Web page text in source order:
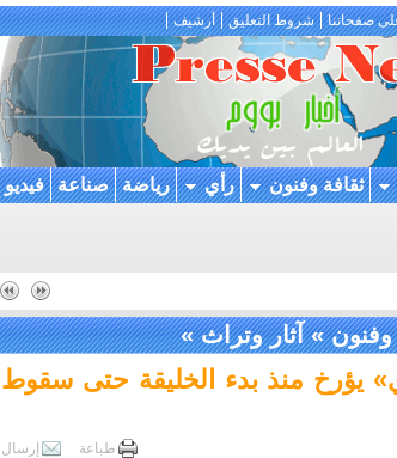
صفحاتنا شروط التعليق أرشيف
ثقافة وفنون رأي رياضة صناعة فيديو
وفنون»آثار وتراث»
يؤرخ منذ بدء الخليقة حتى سقوط
إرسال طباعة